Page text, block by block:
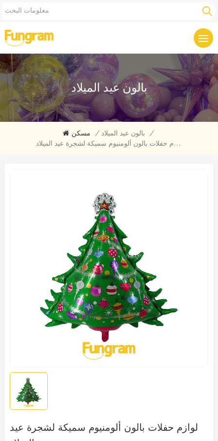
بالون عيد الميلاد
مسكن / بالون عيد الميلاد
/
لوازم حفلات بالون ألومنيوم سميكة لشجرة عيد الميلاد
لوازم حفلات بالون ألومنيوم سميكة لشجرة عيد